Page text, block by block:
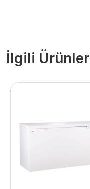
İlgili Ürünler